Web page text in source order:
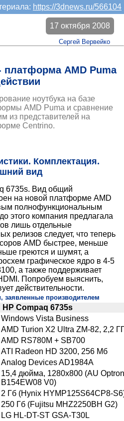
https://3dnews.ru/566104
платформа AMD Puma
ноутбука на базе
AMD Puma и сравнение
из представителей на
Centrino.
17 октября 2008
Сергей Вервейко
Комплектация.
вид
на новой платформе AMD
полнофункциональным
этого компания предлагала
лишь отдельные
релизов следует, что теперь
AMD быстрее, меньше
греются и шумят, а
графическое ядро в 4-5
а также поддерживает
Попробуем выяснить,
действительности.
заявленные производителем
HP Compaq 6735s
Windows Vista Business
AMD Turion X2 Ultra ZM-82, 2,2
AMD RS780M + SB700
ATI Radeon HD 3200, 256 Мб
Analog Devices AD1984A
15,4 дюйма, 1280x800 (AU
B154EW08 V0)
2 Гб (Hynix HYMP125S64CP8-
250 Гб (Fujitsu MHZ2250BH G2)
LG HL-DT-ST GSA-T30L